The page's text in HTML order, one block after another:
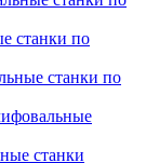
станки по
станки по
станки